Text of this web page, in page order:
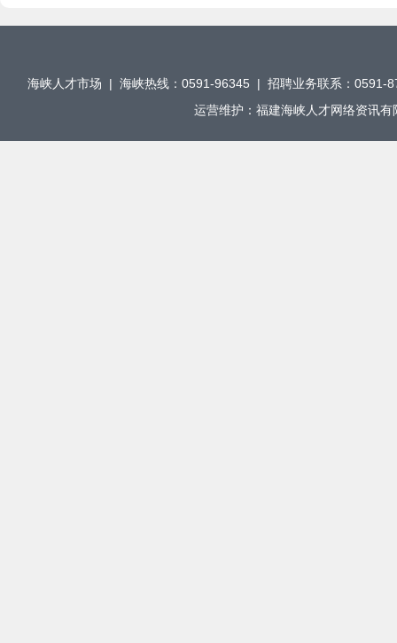
海峡人才市场 | 海峡热线：0591-96345 | 招聘业务联系：
运营维护：福建海峡人才网络资讯